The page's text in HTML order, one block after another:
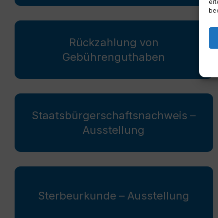
Rückzahlung von
Gebührenguthaben
Staatsbürgerschaftsnachweis –
Ausstellung
Sterbeurkunde – Ausstellung